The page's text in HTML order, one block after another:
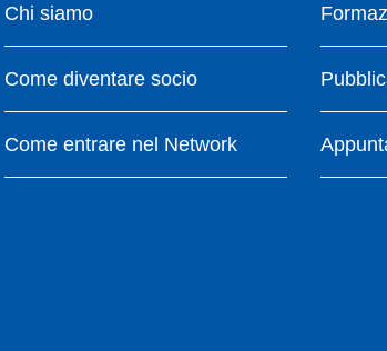
Chi siamo
Come diventare socio
Come entrare nel Network